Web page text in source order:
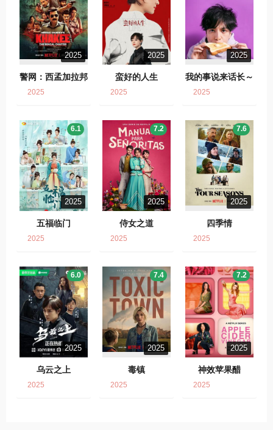
2025
警网：西孟加拉邦
2025
2025
蛮好的人生
2025
2025
我的事说来话长～
2025・春～
2025
2025
五福临门
6.1
2025
2025
侍女之道
7.2
2025
2025
四季情
7.6
2025
2025
乌云之上
6.0
2025
2025
毒镇
7.4
2025
2025
神效苹果醋
7.2
2025